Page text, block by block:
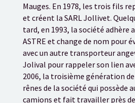
Mauges. En 1978, les trois fils
et créent la SARL Jollivet.
tard, en 1993, la société adhère
ASTRE et change de nom pour
avec un autre transporteur
Jolival pour rappeler son lien
2006, la troisième génération
rênes de la société qui possède
camions et fait travailler près